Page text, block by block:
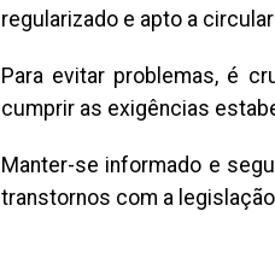
regularizado e apto a
Para evitar problemas, é
cumprir as exigências
Manter-se informado e
transtornos com a